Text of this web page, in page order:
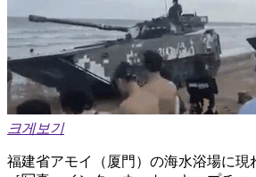
크게보기
福建省アモイ（厦門）の海水浴場に現